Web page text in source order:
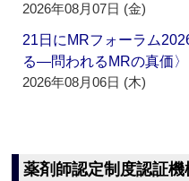
2026年08月07日 (金)
21日にMRフォーラム
る―問われるMRの真価
2026年08月06日 (木)
薬剤師認定制度認証